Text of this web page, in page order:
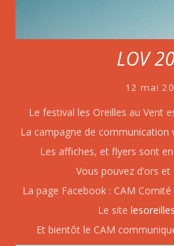
LOV
12 mai
Le festival les Oreilles au Vent
La campagne de
Les affiches, et flyers sont
Vous pouvez d’ors
La page Facebook : CAM
Le site
Et bientôt le CAM